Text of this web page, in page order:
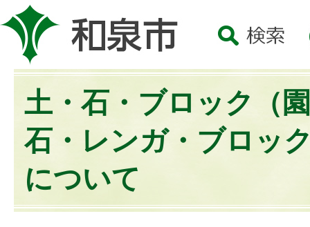
土・石・ブロック（
石・レンガ・ブロッ
について